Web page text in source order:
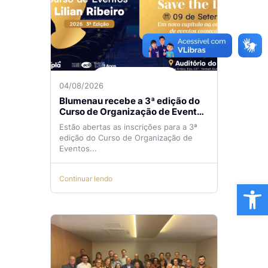
04/08/2026
Blumenau recebe a 3ª edição do
Curso de Organização de Eventos
Lilian Ribeiro
Estão abertas as inscrições para a 3ª
edição do Curso de Organização de
Eventos...
Continuar lendo